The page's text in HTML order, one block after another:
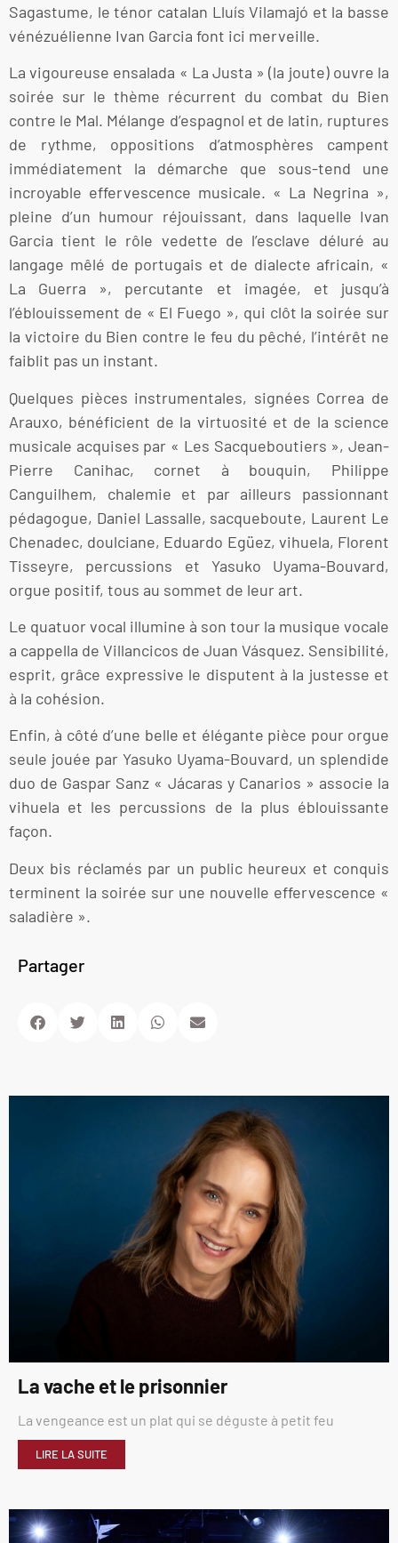
Sagastume, le ténor catalan Lluís Vilamajó et la basse
vénézuélienne Ivan Garcia font ici merveille.
La vigoureuse ensalada « La Justa » (la joute) ouvre la
soirée sur le thème récurrent du combat du Bien
contre le Mal. Mélange d’espagnol et de latin, ruptures
de rythme, oppositions d’atmosphères campent
immédiatement la démarche que sous-tend une
incroyable effervescence musicale. « La Negrina »,
pleine d’un humour réjouissant, dans laquelle Ivan
Garcia tient le rôle vedette de l’esclave déluré au
langage mêlé de portugais et de dialecte africain, «
La Guerra », percutante et imagée, et jusqu’à
l’éblouissement de « El Fuego », qui clôt la soirée sur
la victoire du Bien contre le feu du pêché, l’intérêt ne
faiblit pas un instant.
Quelques pièces instrumentales, signées Correa de
Arauxo, bénéficient de la virtuosité et de la science
musicale acquises par « Les Sacqueboutiers », Jean-
Pierre Canihac, cornet à bouquin, Philippe
Canguilhem, chalemie et par ailleurs passionnant
pédagogue, Daniel Lassalle, sacqueboute, Laurent Le
Chenadec, doulciane, Eduardo Egüez, vihuela, Florent
Tisseyre, percussions et Yasuko Uyama-Bouvard,
orgue positif, tous au sommet de leur art.
Le quatuor vocal illumine à son tour la musique vocale
a cappella de Villancicos de Juan Vásquez. Sensibilité,
esprit, grâce expressive le disputent à la justesse et
à la cohésion.
Enfin, à côté d’une belle et élégante pièce pour orgue
seule jouée par Yasuko Uyama-Bouvard, un splendide
duo de Gaspar Sanz « Jácaras y Canarios » associe la
vihuela et les percussions de la plus éblouissante
façon.
Deux bis réclamés par un public heureux et conquis
terminent la soirée sur une nouvelle effervescence «
saladière ».
Partager
La vache et le prisonnier
La vengeance est un plat qui se déguste à petit feu
LIRE LA SUITE